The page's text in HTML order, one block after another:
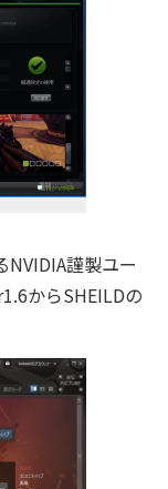
謹製ユー
からSHEILDの